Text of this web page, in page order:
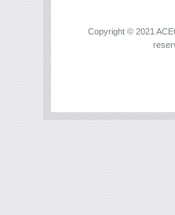
Copyright © 2021